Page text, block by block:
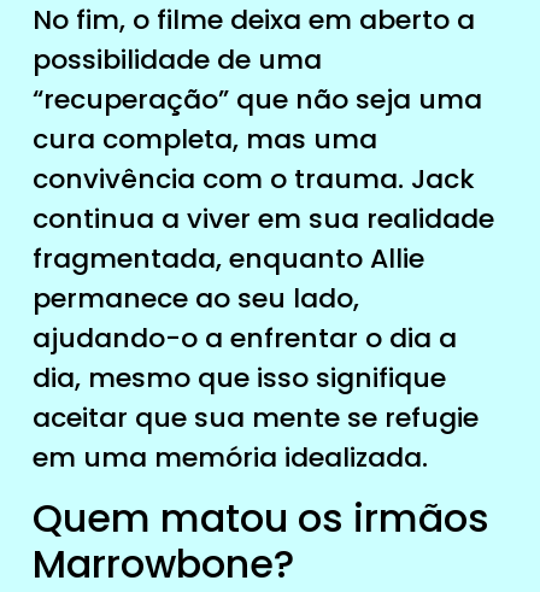
No fim, o filme deixa em aberto a
possibilidade de uma
“recuperação” que não seja uma
cura completa, mas uma
convivência com o trauma. Jack
continua a viver em sua realidade
fragmentada, enquanto Allie
permanece ao seu lado,
ajudando-o a enfrentar o dia a
dia, mesmo que isso signifique
aceitar que sua mente se refugie
em uma memória idealizada.
Quem matou os irmãos
Marrowbone?